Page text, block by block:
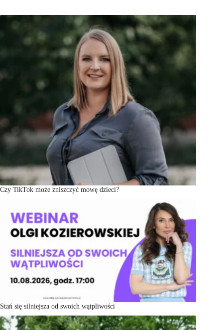
Czy TikTok może zniszczyć mowę dzieci?
Stań się silniejsza od swoich wątpliwości